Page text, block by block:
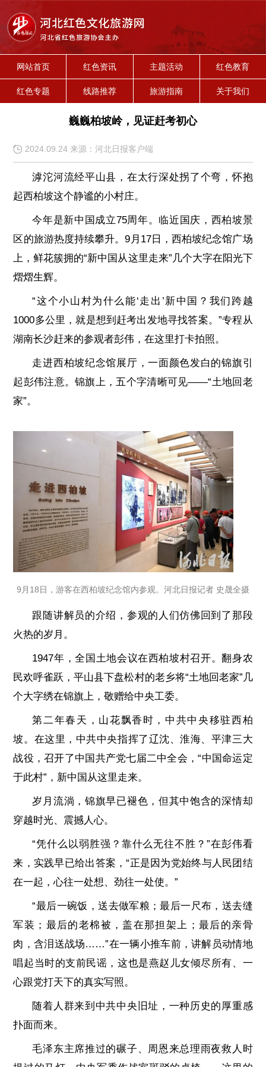
网站首页 红色资讯 主题活动 红色教育
红色专题 线路推荐 旅游指南 关于我们
巍巍柏坡岭，见证赶考初心
2024.09.24 来源：河北日报客户端
滹沱河流经平山县，在太行深处拐了个弯，怀抱
起西柏坡这个静谧的小村庄。
今年是新中国成立75周年。临近国庆，西柏坡景
区的旅游热度持续攀升。9月17日，西柏坡纪念馆广场
上，鲜花簇拥的“新中国从这里走来”几个大字在阳光下
熠熠生辉。
“这个小山村为什么能‘走出’新中国？我们跨越
1000多公里，就是想到赶考出发地寻找答案。”专程从
湖南长沙赶来的参观者彭伟，在这里打卡拍照。
走进西柏坡纪念馆展厅，一面颜色发白的锦旗引
起彭伟注意。锦旗上，五个字清晰可见——“土地回老
家”。
9月18日，游客在西柏坡纪念馆内参观。河北日报记者 史晟全摄
跟随讲解员的介绍，参观的人们仿佛回到了那段
火热的岁月。
1947年，全国土地会议在西柏坡村召开。翻身农
民欢呼雀跃，平山县下盘松村的老乡将“土地回老家”几
个大字绣在锦旗上，敬赠给中央工委。
第二年春天，山花飘香时，中共中央移驻西柏
坡。在这里，中共中央指挥了辽沈、淮海、平津三大
战役，召开了中国共产党七届二中全会，“中国命运定
于此村”，新中国从这里走来。
岁月流淌，锦旗早已褪色，但其中饱含的深情却
穿越时光、震撼人心。
“凭什么以弱胜强？靠什么无往不胜？”在彭伟看
来，实践早已给出答案，“正是因为党始终与人民团结
在一起，心往一处想、劲往一处使。”
“最后一碗饭，送去做军粮；最后一尺布，送去缝
军装；最后的老棉被，盖在那担架上；最后的亲骨
肉，含泪送战场……”在一辆小推车前，讲解员动情地
唱起当时的支前民谣，这也是燕赵儿女倾尽所有、一
心跟党打天下的真实写照。
随着人群来到中共中央旧址，一种历史的厚重感
扑面而来。
毛泽东主席推过的碾子、周恩来总理雨夜救人时